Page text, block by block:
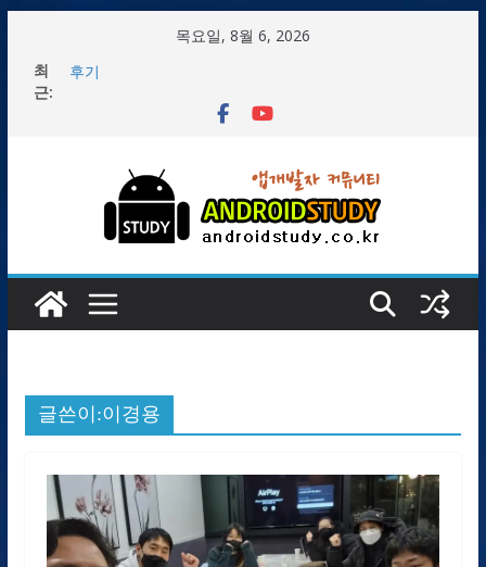
목요일, 8월 6, 2026
최
근:
2/8 1주차 플러터(Flutter) 앱개발 1기 개발자 스터디 모임
플러터 앱개발 1기 스터디 모임 안내
플러터(flutter) 개발환경 Windows OS 설치 후 Demo 앱 만
글쓴이:이경용